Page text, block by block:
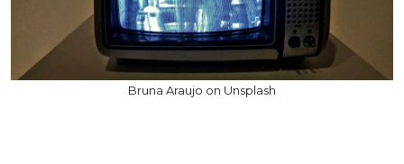
Bruna Araujo on Unsplash